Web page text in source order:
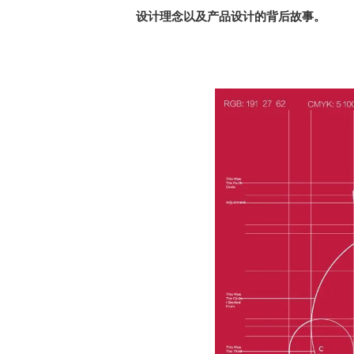
设计理念以及产品设计的背后故事。